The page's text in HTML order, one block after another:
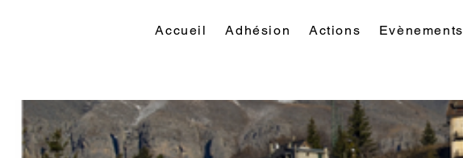
Accueil Adhésion Actions Evènements